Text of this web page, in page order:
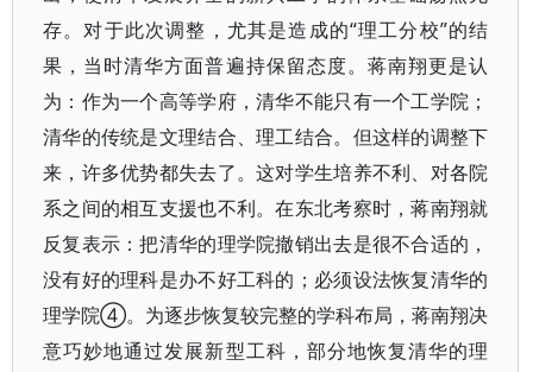
存。对于此次调整，尤其是造成的“理工分校”的结
果，当时清华方面普遍持保留态度。蒋南翔更是认
为：作为一个高等学府，清华不能只有一个工学院；
清华的传统是文理结合、理工结合。但这样的调整下
来，许多优势都失去了。这对学生培养不利、对各院
系之间的相互支援也不利。在东北考察时，蒋南翔就
反复表示：把清华的理学院撤销出去是很不合适的，
没有好的理科是办不好工科的；必须设法恢复清华的
理学院④。为逐步恢复较完整的学科布局，蒋南翔决
意巧妙地通过发展新型工科，部分地恢复清华的理